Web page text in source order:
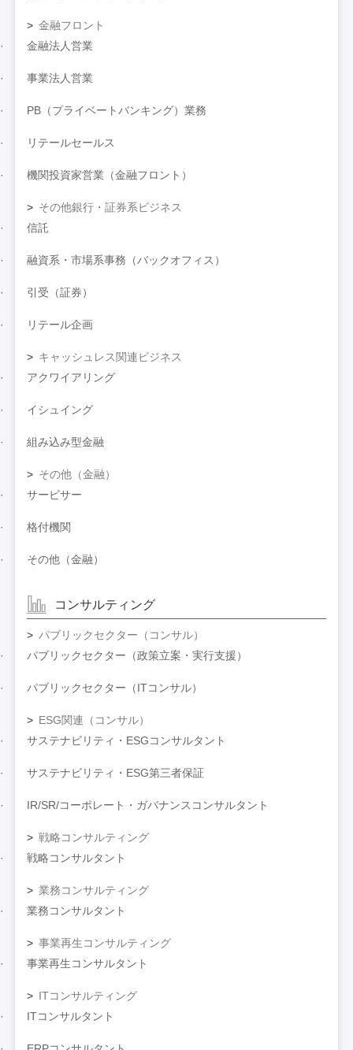
金融フロント
金融法人営業
事業法人営業
PB（プライベートバンキング）業務
リテールセールス
機関投資家営業（金融フロント）
その他銀行・証券系ビジネス
信託
融資系・市場系事務（バックオフィス）
引受（証券）
リテール企画
キャッシュレス関連ビジネス
アクワイアリング
イシュイング
組み込み型金融
その他（金融）
サービサー
格付機関
その他（金融）
コンサルティング
パブリックセクター（コンサル）
パブリックセクター（政策立案・実行支援）
パブリックセクター（ITコンサル）
ESG関連（コンサル）
サステナビリティ・ESGコンサルタント
サステナビリティ・ESG第三者保証
IR/SR/コーポレート・ガバナンスコンサルタント
戦略コンサルティング
戦略コンサルタント
業務コンサルティング
業務コンサルタント
事業再生コンサルティング
事業再生コンサルタント
ITコンサルティング
ITコンサルタント